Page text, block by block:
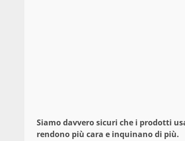
Siamo davvero sicuri che i prodotti
rendono più cara e inquinano di più.